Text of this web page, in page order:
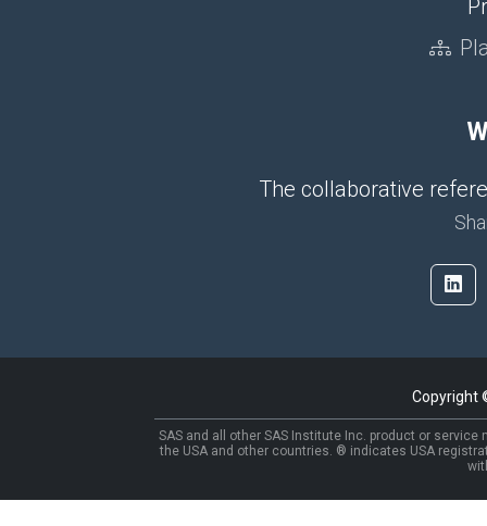
The collaborative
Copyright
SAS and all other SAS Institute Inc. product or
the USA and other countries. ® indicates USA